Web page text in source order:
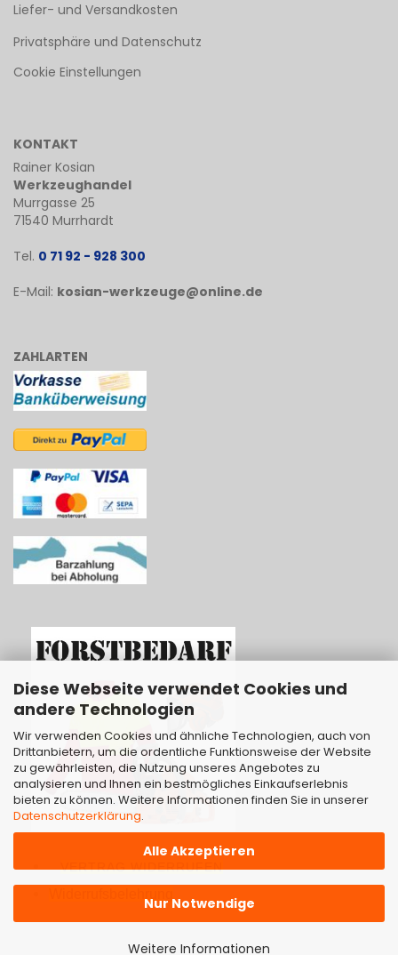
Diese Webseite verwendet Cookies und
andere Technologien
Wir verwenden Cookies und ähnliche Technologien, auch von
Drittanbietern, um die ordentliche Funktionsweise der Website
zu gewährleisten, die Nutzung unseres Angebotes zu
analysieren und Ihnen ein bestmögliches Einkaufserlebnis
bieten zu können. Weitere Informationen finden Sie in unserer
Datenschutzerklärung.
Alle Akzeptieren
Nur Notwendige
Weitere Informationen
Liefer- und Versandkosten
Privatsphäre und Datenschutz
Cookie Einstellungen
KONTAKT
Rainer Kosian
Werkzeughandel
Murrgasse 25
71540 Murrhardt
Tel. 0 71 92 - 928 300
E-Mail: kosian-werkzeuge@online.de
ZAHLARTEN
VERTRAG WIDERRUFEN